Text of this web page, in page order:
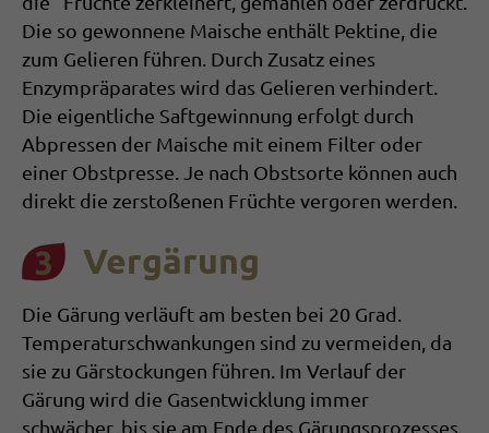
Die so gewon­nene Maische ent­hält Pektine, die
zum Gelieren führen. Durch Zusatz eines
Enzympräpara­tes wird das Gelieren verhindert.
Die eigentliche Saftgewinnung erfolgt durch
Abpressen der Mai­sche mit ei­nem Filter oder
einer Obstpresse. Je nach Obstsorte können auch
direkt die zerstoßenen Früchte vergoren werden.
Vergärung
Die Gärung verläuft am besten bei 20 Grad.
Tempera­tur­schwan­kun­gen sind zu vermeiden, da
sie zu Gär­stockun­gen führen. Im Verlauf der
Gärung wird die Gasentwicklung immer
schwä­­cher, bis sie am Ende des Gärungsprozesses